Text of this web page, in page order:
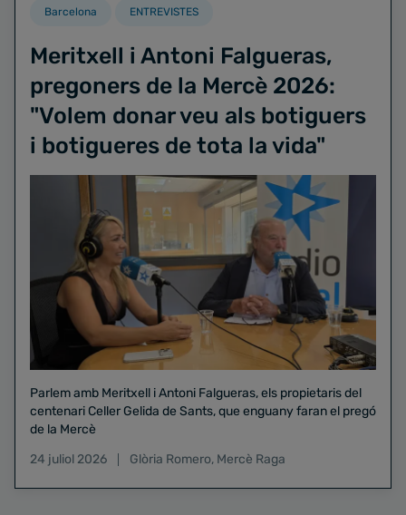
Barcelona ENTREVISTES
Meritxell i Antoni Falgueras,
pregoners de la Mercè 2026:
"Volem donar veu als botiguers
i botigueres de tota la vida"
Parlem amb Meritxell i Antoni Falgueras, els propietaris del
centenari Celler Gelida de Sants, que enguany faran el pregó
de la Mercè
24 juliol 2026
Glòria Romero, Mercè Raga